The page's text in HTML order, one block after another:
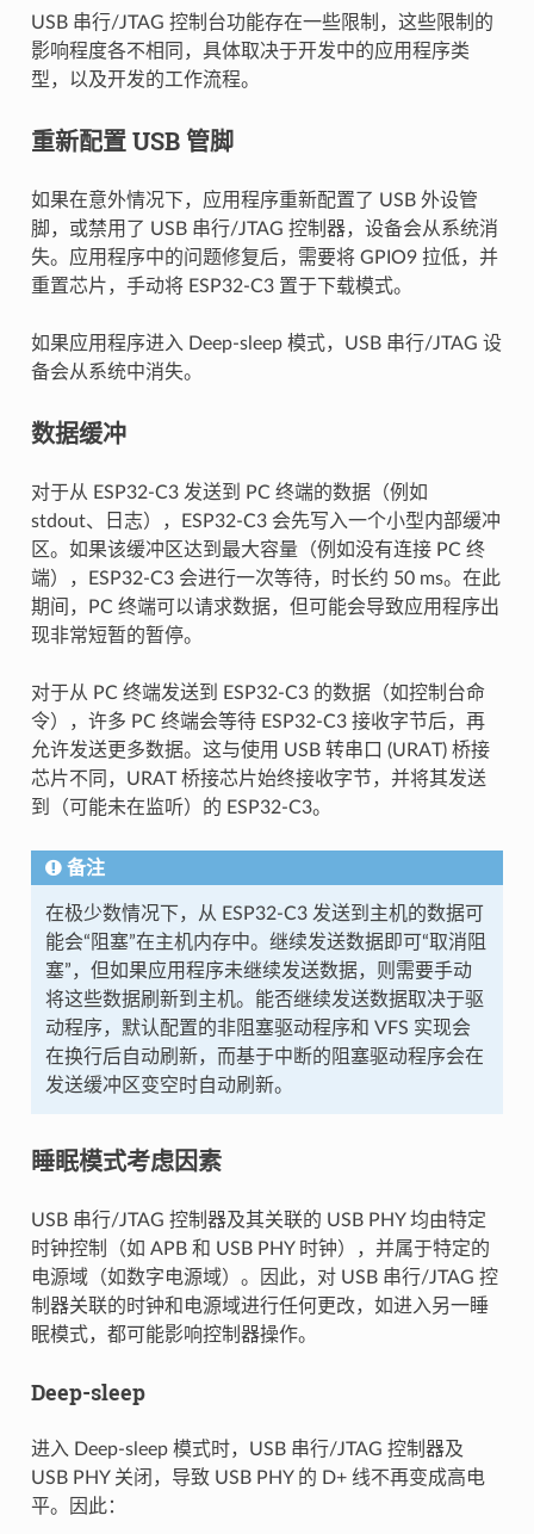
USB 串行/JTAG 控制台功能存在一些限制，这些限制的
影响程度各不相同，具体取决于开发中的应用程序类
型，以及开发的工作流程。
重新配置 USB 管脚
如果在意外情况下，应用程序重新配置了 USB 外设管
脚，或禁用了 USB 串行/JTAG 控制器，设备会从系统消
失。应用程序中的问题修复后，需要将 GPIO9 拉低，并
重置芯片，手动将 ESP32-C3 置于下载模式。
如果应用程序进入 Deep-sleep 模式，USB 串行/JTAG 设
备会从系统中消失。
数据缓冲
对于从 ESP32-C3 发送到 PC 终端的数据（例如
stdout、日志），ESP32-C3 会先写入一个小型内部缓冲
区。如果该缓冲区达到最大容量（例如没有连接 PC 终
端），ESP32-C3 会进行一次等待，时长约 50 ms。在此
期间，PC 终端可以请求数据，但可能会导致应用程序出
现非常短暂的暂停。
对于从 PC 终端发送到 ESP32-C3 的数据（如控制台命
令），许多 PC 终端会等待 ESP32-C3 接收字节后，再
允许发送更多数据。这与使用 USB 转串口 (URAT) 桥接
芯片不同，URAT 桥接芯片始终接收字节，并将其发送
到（可能未在监听）的 ESP32-C3。
备注
在极少数情况下，从 ESP32-C3 发送到主机的数据可
能会“阻塞”在主机内存中。继续发送数据即可“取消阻
塞”，但如果应用程序未继续发送数据，则需要手动
将这些数据刷新到主机。能否继续发送数据取决于驱
动程序，默认配置的非阻塞驱动程序和 VFS 实现会
在换行后自动刷新，而基于中断的阻塞驱动程序会在
发送缓冲区变空时自动刷新。
睡眠模式考虑因素
USB 串行/JTAG 控制器及其关联的 USB PHY 均由特定
时钟控制（如 APB 和 USB PHY 时钟），并属于特定的
电源域（如数字电源域）。因此，对 USB 串行/JTAG 控
制器关联的时钟和电源域进行任何更改，如进入另一睡
眠模式，都可能影响控制器操作。
Deep-sleep
进入 Deep-sleep 模式时，USB 串行/JTAG 控制器及
USB PHY 关闭，导致 USB PHY 的 D+ 线不再变成高电
平。因此：